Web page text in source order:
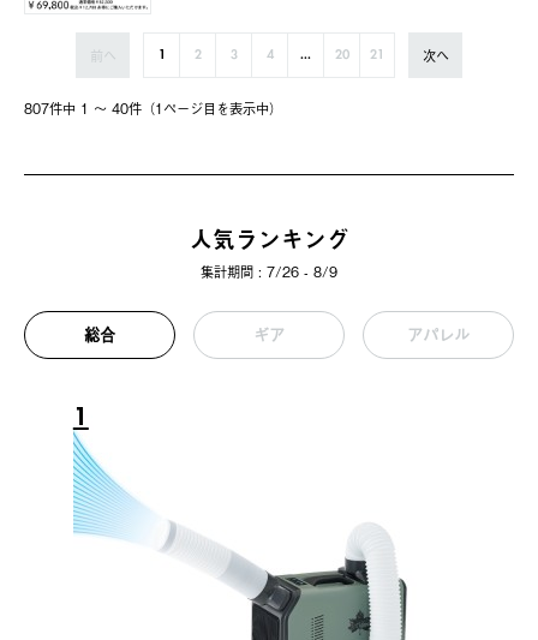
807件中 1 〜 40件（1ページ⽬を表⽰中）
前へ 1 2 3 4 ... 20 21 次へ
人気ランキング
集計期間 : 7/26 - 8/9
総合 ギア アパレル
1